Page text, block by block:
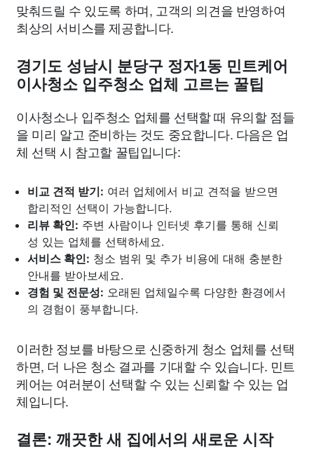
맞춰드릴 수 있도록 하며, 고객의 의견을 반영하여
최상의 서비스를 제공합니다.
경기도 성남시 분당구 정자1동 민트케어
이사청소 입주청소 업체 고르는 꿀팁
이사청소나 입주청소 업체를 선택할 때 유의할 점들
을 미리 알고 준비하는 것도 중요합니다. 다음은 업
체 선택 시 참고할 꿀팁입니다:
비교 견적 받기: 여러 업체에서 비교 견적을 받으면
합리적인 선택이 가능합니다.
리뷰 확인: 주변 사람이나 인터넷 후기를 통해 신뢰
성 있는 업체를 선택하세요.
서비스 확인: 청소 범위 및 추가 비용에 대해 충분한
안내를 받아보세요.
경험 및 전문성: 오래된 업체일수록 다양한 환경에서
의 경험이 풍부합니다.
이러한 정보를 바탕으로 신중하게 청소 업체를 선택
하면, 더 나은 청소 결과를 기대할 수 있습니다. 민트
케어는 여러분이 선택할 수 있는 신뢰할 수 있는 업
체입니다.
결론: 깨끗한 새 집에서의 새로운 시작